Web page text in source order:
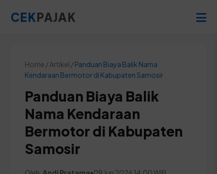
CEKPAJAK
Home / Artikel /Panduan Biaya Balik Nama
Kendaraan Bermotor di Kabupaten Samosir
Panduan Biaya Balik
Nama Kendaraan
Bermotor di Kabupaten
Samosir